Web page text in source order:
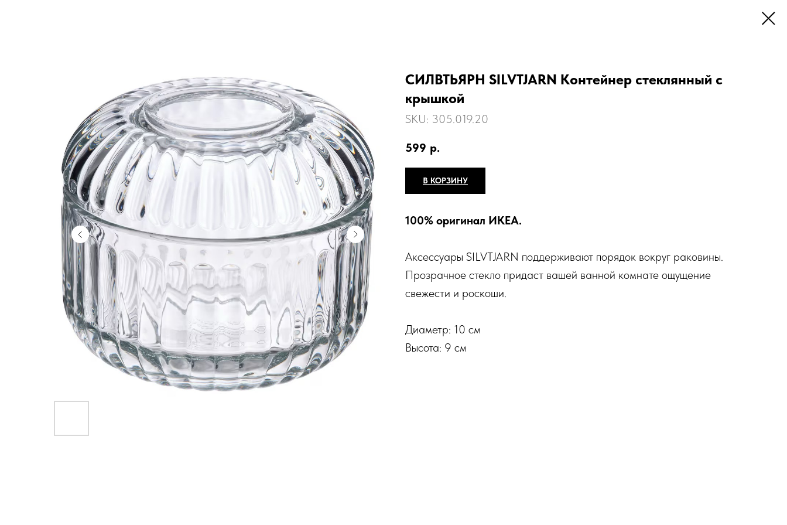
СИЛВТЬЯРН SILVTJARN Контейнер стеклянный с
крышкой
SKU: 305.019.20
599 р.
В КОРЗИНУ
100% оригинал ИКЕА.
Аксессуары SILVTJARN поддерживают порядок вокруг раковины.
Прозрачное стекло придаст вашей ванной комнате ощущение
свежести и роскоши.
Диаметр: 10 см
Высота: 9 см